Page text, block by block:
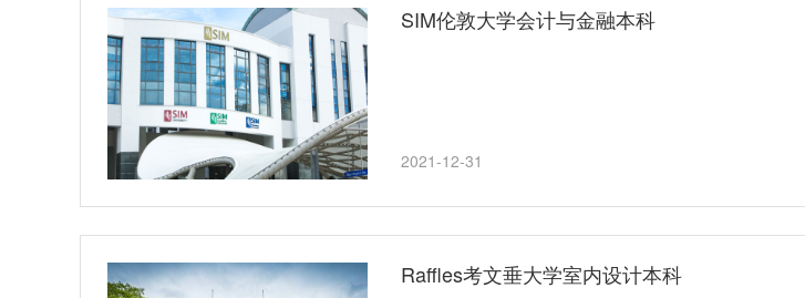
SIM伦敦大学会计与金融本科
2021-12-31
Raffles考文垂大学室内设计本科